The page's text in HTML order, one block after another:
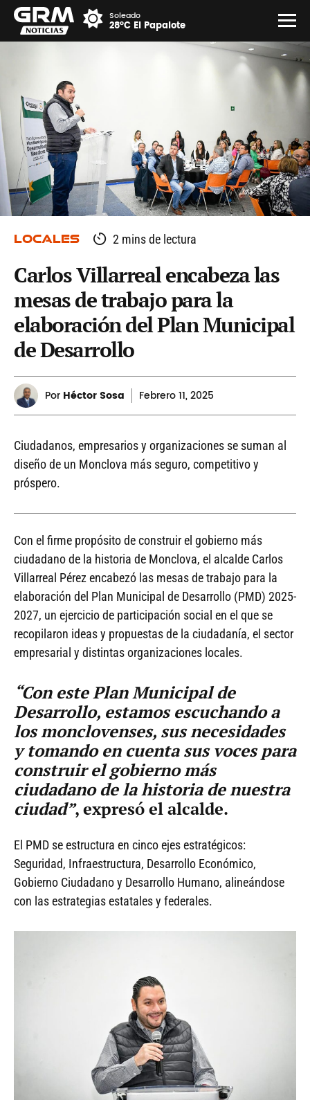
Soleado
28°C El Papalote
LOCALES 2 mins de lectura
Carlos Villarreal encabeza las
mesas de trabajo para la
elaboración del Plan Municipal
de Desarrollo
Por Héctor Sosa Febrero11, 2025
Ciudadanos, empresarios y organizaciones se suman al
diseño de un Monclova más seguro, competitivo y
próspero.
Con el firme propósito de construir el gobierno más
ciudadano de la historia de Monclova, el alcalde Carlos
Villarreal Pérez encabezó las mesas de trabajo para la
elaboración del Plan Municipal de Desarrollo (PMD) 2025-
2027, un ejercicio de participación social en el que se
recopilaron ideas y propuestas de la ciudadanía, el sector
empresarial y distintas organizaciones locales.
“Con este Plan Municipal de
Desarrollo, estamos escuchando a
los monclovenses, sus necesidades
y tomando en cuenta sus voces para
construir el gobierno más
ciudadano de la historia de nuestra
ciudad”, expresó el alcalde.
El PMD se estructura en cinco ejes estratégicos:
Seguridad, Infraestructura, Desarrollo Económico,
Gobierno Ciudadano y Desarrollo Humano, alineándose
con las estrategias estatales y federales.